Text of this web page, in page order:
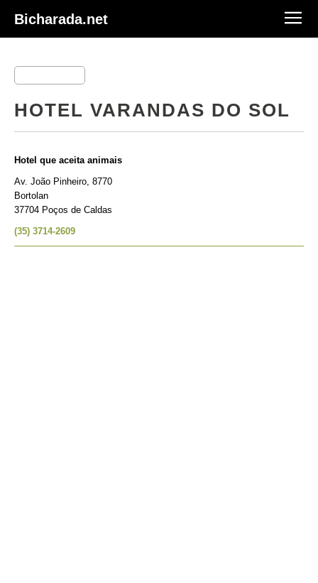
Bicharada.net
HOTEL VARANDAS DO SOL
Hotel que aceita animais
Av. João Pinheiro, 8770
Bortolan
37704 Poços de Caldas
(35) 3714-2609